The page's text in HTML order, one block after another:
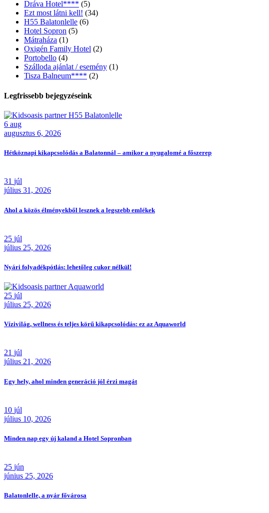
Dráva Hotel**** (5)
Ezt most látni kell! (34)
H55 Balatonlelle (6)
Hotel Sopron (5)
Mátraháza (1)
Oxigén Family Hotel (2)
Portobello (4)
Szálloda ajánlat / esemény (1)
Tisza Balneum**** (2)
Legfrissebb bejegyzéseink
6 aug
augusztus 6, 2026
Hétköznapi kikapcsolódás a Balatonnál – amikor a nyugalomé a főszerep
31 júl
július 31, 2026
Ahol a közös élményekből lesznek a legszebb emlékek
25 júl
július 25, 2026
Nyári folyadékpótlás: lehetőleg cukor nélkül!
25 júl
július 25, 2026
Vízivilág, wellness és teljes körű kikapcsolódás: ez az Aquaworld
21 júl
július 21, 2026
Egy hely, ahol minden generáció jól érzi magát
10 júl
július 10, 2026
Minden nap egy új kaland a Hotel Sopronban
25 jún
június 25, 2026
Balatonlelle, a nyár fővárosa